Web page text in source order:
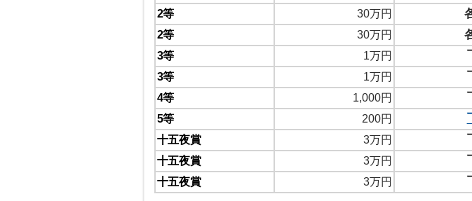
2等 30万円
2等 30万円
3等 1万円
3等 1万円
4等 1,000円
5等 200円
十五夜賞 3万円
十五夜賞 3万円
十五夜賞 3万円